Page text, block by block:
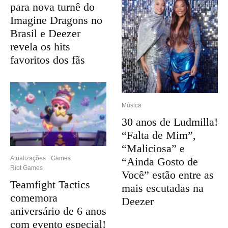
para nova turnê do
Imagine Dragons no
Brasil e Deezer
revela os hits
favoritos dos fãs
Atualizações
Games
Riot Games
Teamfight Tactics
comemora
aniversário de 6 anos
com evento especial!
Música
30 anos de Ludmilla!
“Falta de Mim”,
“Maliciosa” e
“Ainda Gosto de
Você” estão entre as
mais escutadas na
Deezer